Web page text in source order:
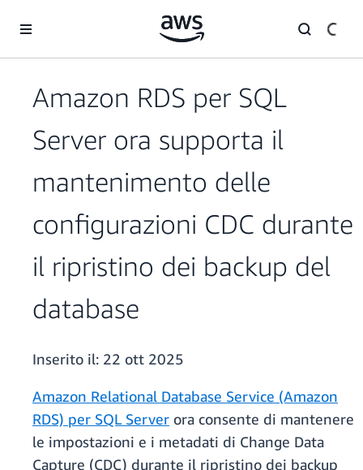
Amazon RDS per SQL
Server ora supporta il
mantenimento delle
configurazioni CDC durante
il ripristino dei backup del
database
Inserito il: 22 ott 2025
Amazon Relational Database Service (Amazon
RDS) per SQL Server ora consente di mantenere
le impostazioni e i metadati di Change Data
Capture (CDC) durante il ripristino dei backup